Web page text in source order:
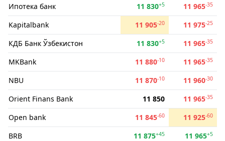
Ипотека банк 11 830+5 11 965-35
Kapitalbank 11 905-20 11 975-25
КДБ Банк Ўзбекистон 11 830+5 11 965-35
MKBank 11 880-10 11 965-35
NBU 11 870-10 11 960-30
Orient Finans Bank 11 850 11 965-35
Open bank 11 845-60 11 925-60
BRB 11 875+45 11 965+5